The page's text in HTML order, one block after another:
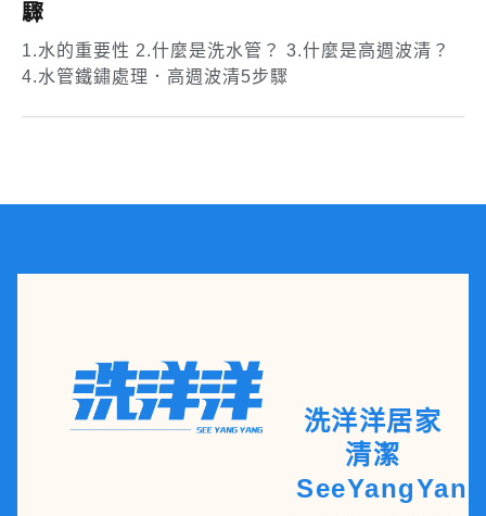
驟
1.水的重要性 2.什麼是洗水管？ 3.什麼是高週波清？
4.水管鐵鏽處理．高週波清5步驟
洗洋洋居家
清潔
SeeYangYang